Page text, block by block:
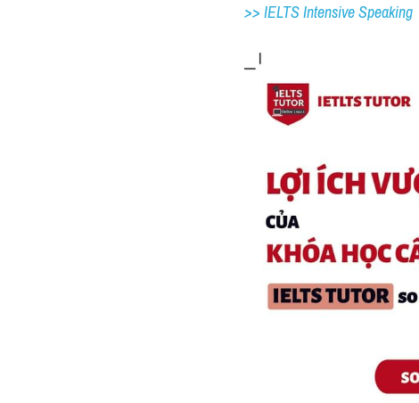
>> IELTS Intensive Speaking